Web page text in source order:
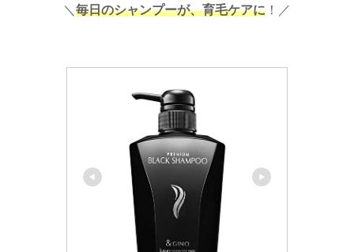
＼ 毎日のシャンプーが、育毛ケアに ！／